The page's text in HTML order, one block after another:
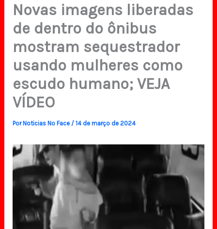
Novas imagens liberadas
de dentro do ônibus
mostram sequestrador
usando mulheres como
escudo humano; VEJA
VÍDEO
PorNoticias No Face /14 de março de 2024